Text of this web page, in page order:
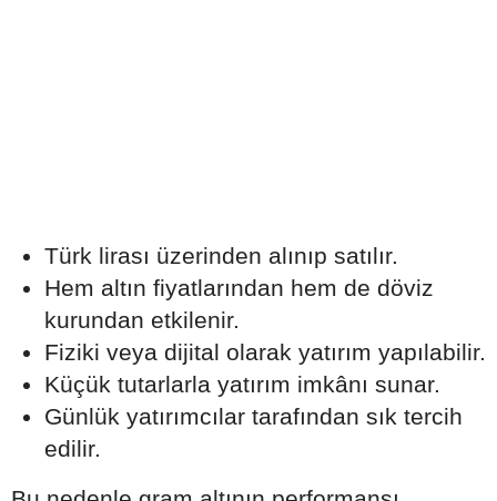
Türk lirası üzerinden alınıp satılır.
Hem altın fiyatlarından hem de döviz
kurundan etkilenir.
Fiziki veya dijital olarak yatırım yapılabilir.
Küçük tutarlarla yatırım imkânı sunar.
Günlük yatırımcılar tarafından sık tercih
edilir.